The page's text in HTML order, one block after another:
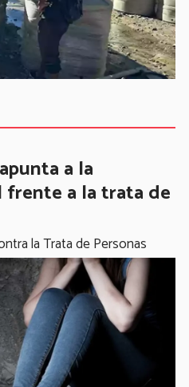
a la
a la trata de
la Trata de Personas